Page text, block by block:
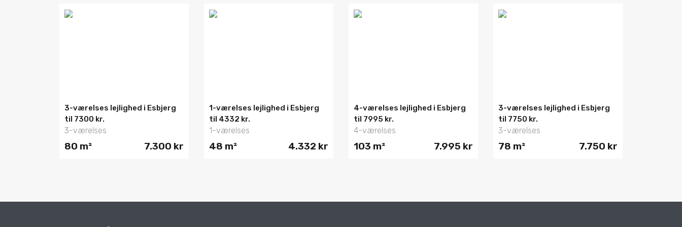
3-værelses lejlighed i Esbjerg
til 7300 kr.
3-værelses
80 m² 7.300 kr
1-værelses lejlighed i Esbjerg
til 4332 kr.
1-værelses
48 m² 4.332 kr
4-værelses lejlighed i Esbjerg
til 7995 kr.
4-værelses
103 m² 7.995 kr
3-værelses lejlighed i Esbjerg
til 7750 kr.
3-værelses
78 m² 7.750 kr